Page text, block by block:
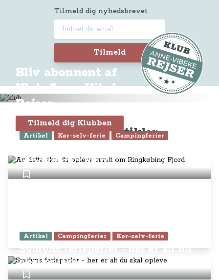
Tilmeld dig nyhedsbrevet
Tilmeld
Bliv abonnent af
Klub Anne-Vibeke
Rejser
Tilmeld dig Klubben
Seneste artikler
Artikel Kør-selv-ferie Campingferier
Ringkøbing Fjord
Artikel Campingferier Kør-selv-ferie
Sydfyns ferieperler - her er alt du
skal opleve